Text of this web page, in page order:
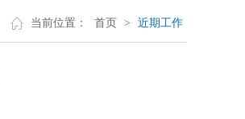
当前位置： 首页 > 近期工作